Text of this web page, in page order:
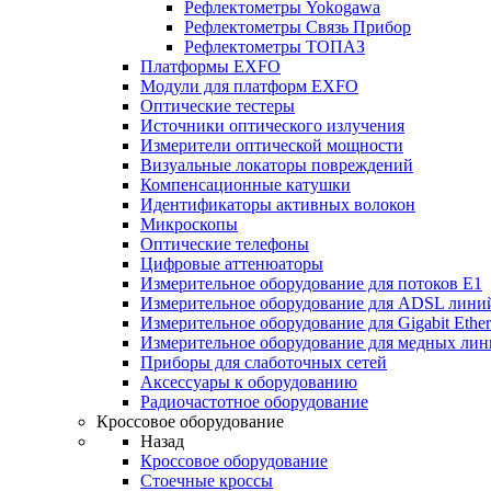
Рефлектометры Yokogawa
Рефлектометры Связь Прибор
Рефлектометры ТОПАЗ
Платформы EXFO
Модули для платформ EXFO
Оптические тестеры
Источники оптического излучения
Измерители оптической мощности
Визуальные локаторы повреждений
Компенсационные катушки
Идентификаторы активных волокон
Микроскопы
Оптические телефоны
Цифровые аттенюаторы
Измерительное оборудование для потоков Е1
Измерительное оборудование для ADSL
Измерительное оборудование для Gigabit
Измерительное оборудование для медных
Приборы для слаботочных сетей
Аксессуары к оборудованию
Радиочастотное оборудование
Кроссовое оборудование
Назад
Кроссовое оборудование
Стоечные кроссы